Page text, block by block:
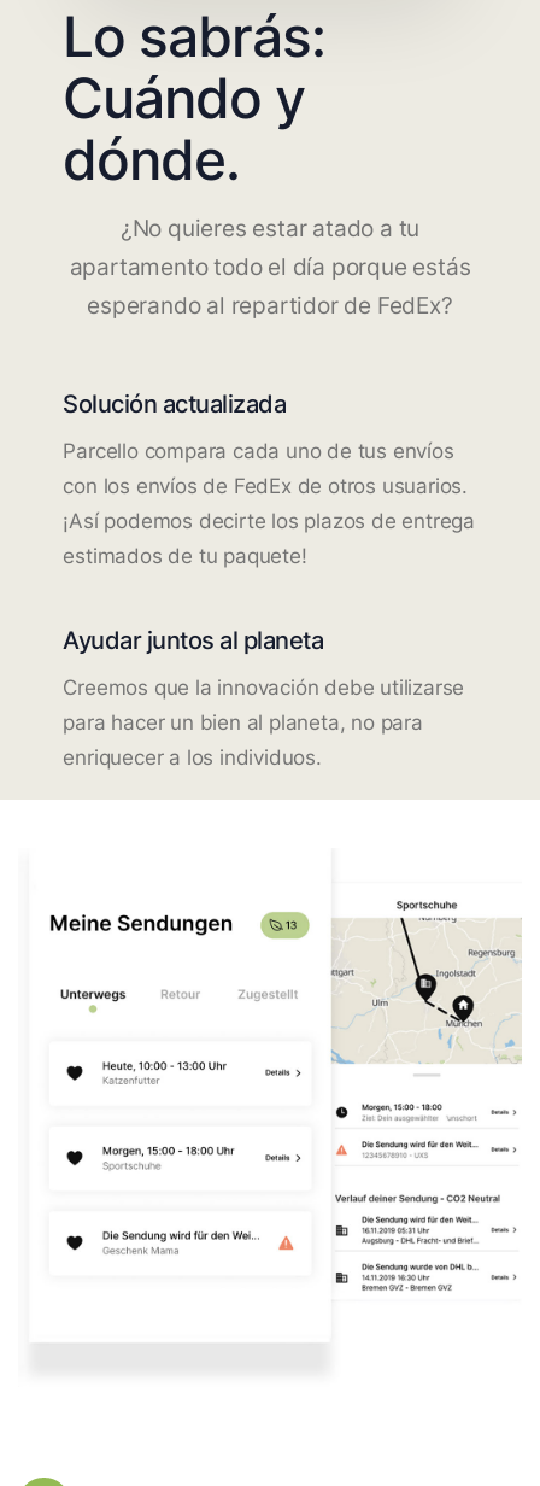
Lo sabrás:
Cuándo y
dónde.
¿No quieres estar atado a tu
apartamento todo el día porque estás
esperando al repartidor de FedEx?
Solución actualizada
Parcello compara cada uno de tus envíos
con los envíos de FedEx de otros usuarios.
¡Así podemos decirte los plazos de entrega
estimados de tu paquete!
Ayudar juntos al planeta
Creemos que la innovación debe utilizarse
para hacer un bien al planeta, no para
enriquecer a los individuos.